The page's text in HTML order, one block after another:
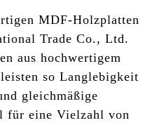
MDF-Holzplatten
Trade Co., Ltd.
aus hochwertigem
so Langlebigkeit
gleichmäßige
für eine Vielzahl von